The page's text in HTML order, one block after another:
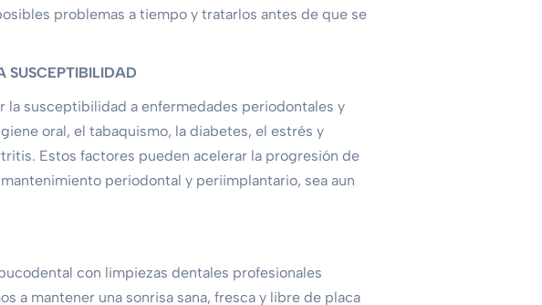
problemas a tiempo y tratarlos antes de que se
SUSCEPTIBILIDAD
la susceptibilidad a enfermedades periodontales y
oral, el tabaquismo, la diabetes, el estrés y
Estos factores pueden acelerar la progresión de
periodontal y periimplantario, sea aun
con limpiezas dentales profesionales
a mantener una sonrisa sana, fresca y libre de placa